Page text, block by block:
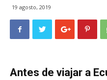
19 agosto, 2019
Antes de viajar a